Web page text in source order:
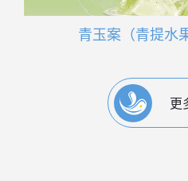
青玉案（青提水
更